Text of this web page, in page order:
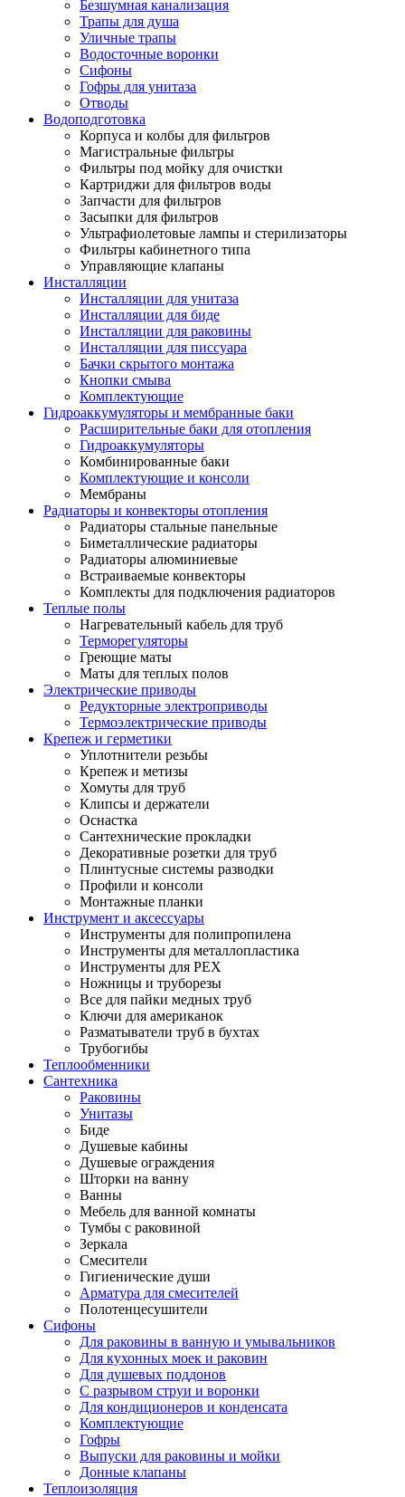
Безшумная канализация
Трапы для душа
Уличные трапы
Водосточные воронки
Сифоны
Гофры для унитаза
Отводы
Водоподготовка
Корпуса и колбы для фильтров
Магистральные фильтры
Фильтры под мойку для очистки
Картриджи для фильтров воды
Запчасти для фильтров
Засыпки для фильтров
Ультрафиолетовые лампы и стерилизаторы
Фильтры кабинетного типа
Управляющие клапаны
Инсталляции
Инсталляции для унитаза
Инсталляции для биде
Инсталляции для раковины
Инсталляции для писсуара
Бачки скрытого монтажа
Кнопки смыва
Комплектующие
Гидроаккумуляторы и мембранные баки
Расширительные баки для отопления
Гидроаккумуляторы
Комбинированные баки
Комплектующие и консоли
Мембраны
Радиаторы и конвекторы отопления
Радиаторы стальные панельные
Биметаллические радиаторы
Радиаторы алюминиевые
Встраиваемые конвекторы
Комплекты для подключения радиаторов
Теплые полы
Нагревательный кабель для труб
Терморегуляторы
Греющие маты
Маты для теплых полов
Электрические приводы
Редукторные электроприводы
Термоэлектрические приводы
Крепеж и герметики
Уплотнители резьбы
Крепеж и метизы
Хомуты для труб
Клипсы и держатели
Оснастка
Сантехнические прокладки
Декоративные розетки для труб
Плинтусные системы разводки
Профили и консоли
Монтажные планки
Инструмент и аксессуары
Инструменты для полипропилена
Инструменты для металлопластика
Инструменты для PEX
Ножницы и труборезы
Все для пайки медных труб
Ключи для американок
Разматыватели труб в бухтах
Трубогибы
Теплообменники
Сантехника
Раковины
Унитазы
Биде
Душевые кабины
Душевые ограждения
Шторки на ванну
Ванны
Мебель для ванной комнаты
Тумбы с раковиной
Зеркала
Смесители
Гигиенические души
Арматура для смесителей
Полотенцесушители
Сифоны
Для раковины в ванную и умывальников
Для кухонных моек и раковин
Для душевых поддонов
С разрывом струи и воронки
Для кондиционеров и конденсата
Комплектующие
Гофры
Выпуски для раковины и мойки
Донные клапаны
Теплоизоляция